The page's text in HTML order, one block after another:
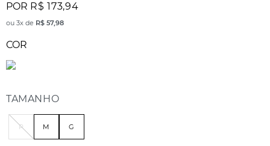
POR R$ 173,94
ou 3x de R$ 57,98
TAMANHO
P M G